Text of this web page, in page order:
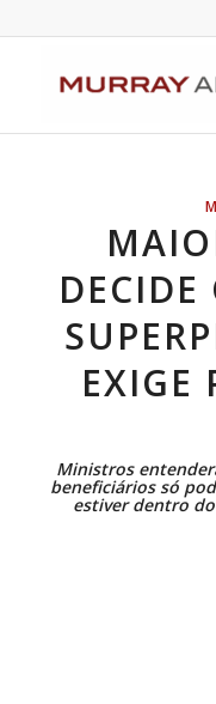
DECIDE
EXIGE
Ministros
beneficiários só
estiver dentro